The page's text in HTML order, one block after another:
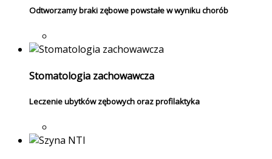
Odtworzamy braki zębowe powstałe w wyniku chorób
Stomatologia zachowawcza
Leczenie ubytków zębowych oraz profilaktyka